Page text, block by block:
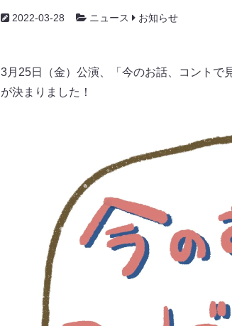
2022-03-28 ニュース お知らせ
3月25日（金）公演、「今のお話、コントで
が決まりました！